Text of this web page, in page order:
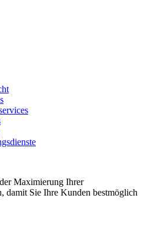
Maximierung Ihrer
damit Sie Ihre Kunden bestmöglich